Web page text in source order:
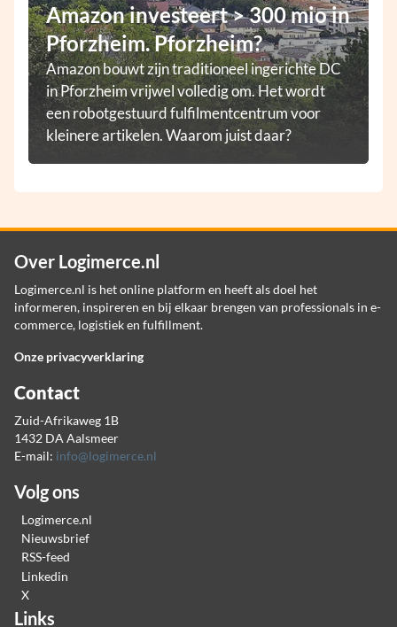
Amazon investeert > 300 mio in
Pforzheim. Pforzheim?
Amazon bouwt zijn traditioneel ingerichte DC
in Pforzheim vrijwel volledig om. Het wordt
een robotgestuurd fulfilmentcentrum voor
kleinere artikelen. Waarom juist daar?
Over Logimerce.nl
Logimerce.nl is het online platform en heeft als doel het
informeren, inspireren en bij elkaar brengen van professionals in e-
commerce, logistiek en fulfillment.
Onze privacyverklaring
Contact
Zuid-Afrikaweg 1B
1432 DA Aalsmeer
E-mail: info@logimerce.nl
Volg ons
Logimerce.nl
Nieuwsbrief
RSS-feed
Linkedin
X
Links